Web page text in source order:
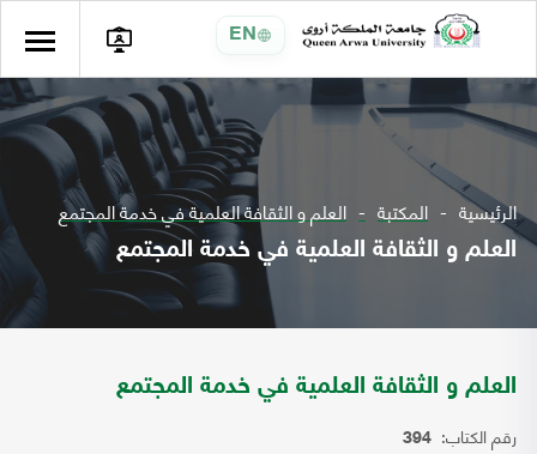
EN
الرئيسية المكتبة العلم و الثقافة العلمية في خدمة المجتمع
العلم و الثقافة العلمية في خدمة المجتمع
العلم و الثقافة العلمية في خدمة المجتمع
رقم الكتاب: 394